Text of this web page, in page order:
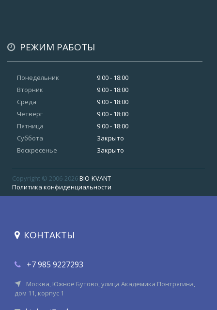
РЕЖИМ РАБОТЫ
Понедельник
Вторник
Среда
Четверг
Пятница
Суббота
Воскресенье
9:00 - 18:00
9:00 - 18:00
9:00 - 18:00
9:00 - 18:00
9:00 - 18:00
Закрыто
Закрыто
Copyright © 2006-2026BIO-KVANT
Политика конфиденциальности
КОНТАКТЫ
+7 985 9227293
Москва, Южное Бутово, улица Академика Понтрягина,
дом 11, корпус 1